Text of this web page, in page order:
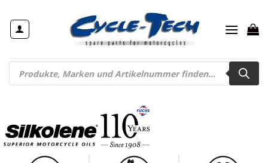
Inhalt
springen
Products
search